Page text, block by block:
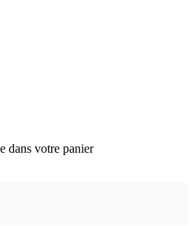
dans votre panier